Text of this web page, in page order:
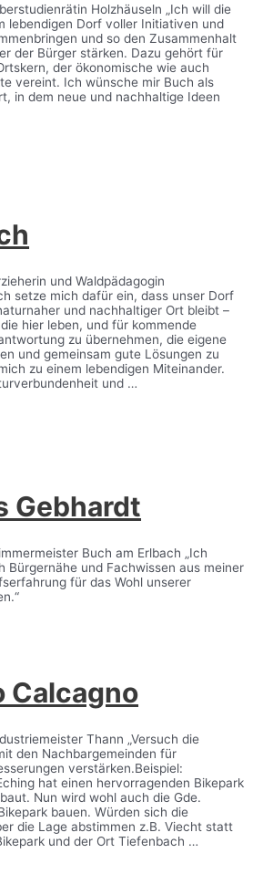
Holzhäuseln „Ich will die
lebendigen Dorf voller Initiativen und
und so den Zusammenhalt
der Bürger stärken. Dazu gehört für
der ökonomische wie auch
vereint. Ich wünsche mir Buch als
in dem neue und nachhaltige Ideen
und Waldpädagogin
setze mich dafür ein, dass unser Dorf
und nachhaltiger Ort bleibt –
hier leben, und für kommende
zu übernehmen, die eigene
und gemeinsam gute Lösungen zu
zu einem lebendigen Miteinander.
und …
Gebhardt
Buch am Erlbach „Ich
Bürgernähe und Fachwissen aus meiner
für das Wohl unserer
Calcagno
Thann „Versuch die
den Nachbargemeinden für
verstärken.Beispiel:
hat einen hervorragenden Bikepark
Nun wird wohl auch die Gde.
bauen. Würden sich die
die Lage abstimmen z.B. Viecht statt
und der Ort Tiefenbach …